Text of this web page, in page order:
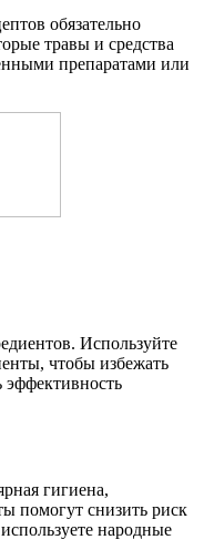
обязательно
травы и средства
препаратами или
Используйте
чтобы избежать
гигиена,
помогут снизить риск
народные